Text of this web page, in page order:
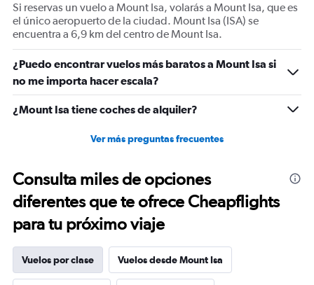
axis
displaying
values.
Range:
15
to
Si reservas un vuelo a Mount Isa, volarás a Mount Isa, que es
el único aeropuerto de la ciudad. Mount Isa (ISA) se
encuentra a 6,9 km del centro de Mount Isa.
¿Puedo encontrar vuelos más baratos a Mount Isa si
no me importa hacer escala?
¿Mount Isa tiene coches de alquiler?
Ver más preguntas frecuentes
Consulta miles de opciones
diferentes que te ofrece Cheapflights
para tu próximo viaje
Vuelos por clase Vuelos desde Mount Isa